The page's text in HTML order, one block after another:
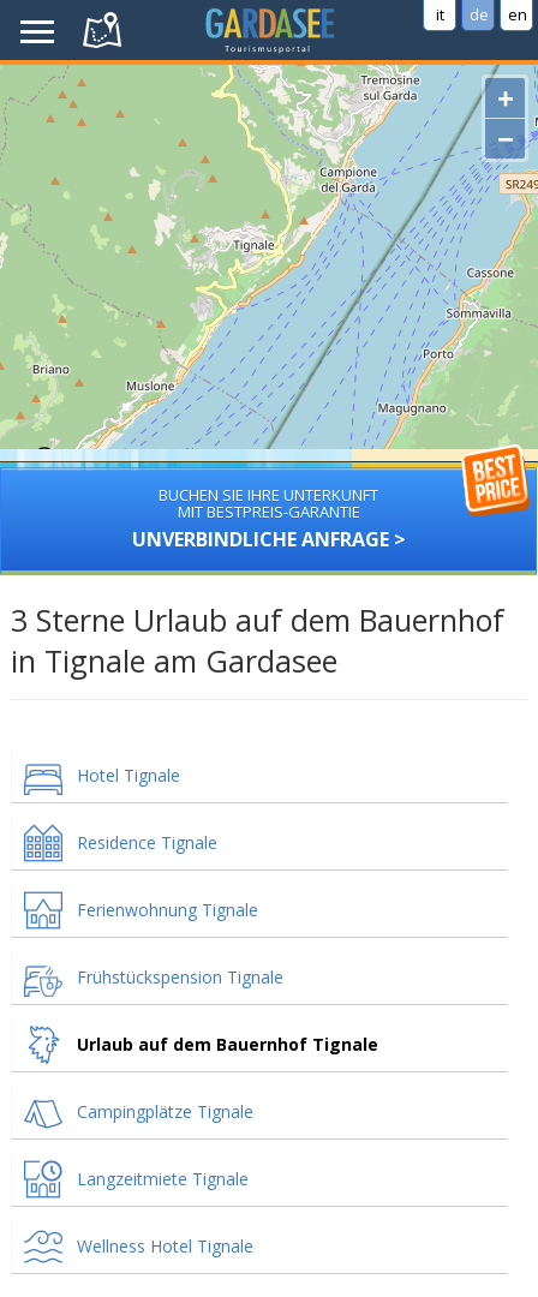
it de en
+
−
BUCHEN SIE IHRE UNTERKUNFT
MIT BESTPREIS-GARANTIE
UNVERBINDLICHE ANFRAGE >
3 Sterne Urlaub auf dem Bauernhof
in Tignale am Gardasee
Hotel Tignale
Residence Tignale
Ferienwohnung Tignale
Frühstückspension Tignale
Urlaub auf dem Bauernhof Tignale
Campingplätze Tignale
Langzeitmiete Tignale
Wellness Hotel Tignale